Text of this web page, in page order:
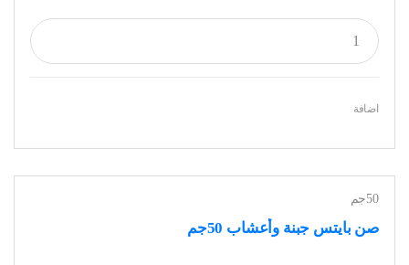
اضافة
50جم
صن بايتس جبنة وأعشاب 50جم